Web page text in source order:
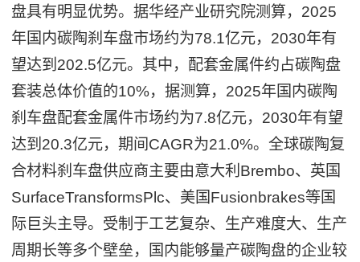
盘具有明显优势。据华经产业研究院测算，2025
年国内碳陶刹车盘市场约为78.1亿元，2030年有
望达到202.5亿元。其中，配套金属件约占碳陶盘
套装总体价值的10%，据测算，2025年国内碳陶
刹车盘配套金属件市场约为7.8亿元，2030年有望
达到20.3亿元，期间CAGR为21.0%。全球碳陶复
合材料刹车盘供应商主要由意大利Brembo、英国
SurfaceTransformsPlc、美国Fusionbrakes等国
际巨头主导。受制于工艺复杂、生产难度大、生产
周期长等多个壁垒，国内能够量产碳陶盘的企业较